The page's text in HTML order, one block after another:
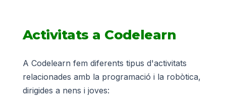
Activitats a Codelearn
A Codelearn fem diferents tipus d'activitats
relacionades amb la programació i la robòtica,
dirigides a nens i joves: